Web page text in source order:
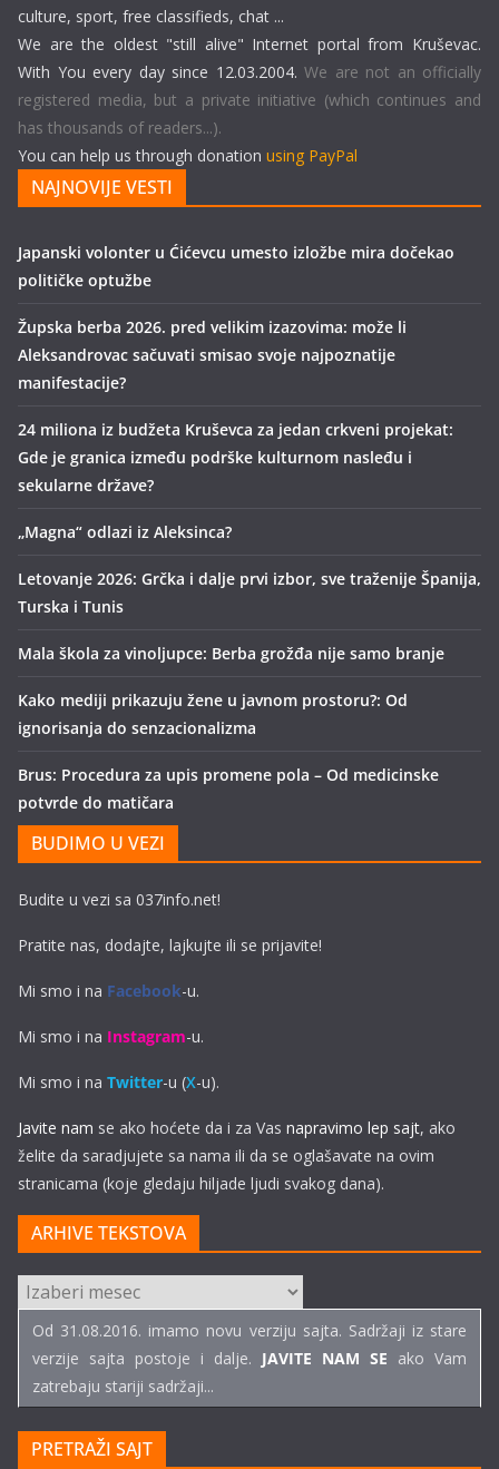
culture, sport, free classifieds, chat ...
We are the oldest "still alive" Internet portal from Kruševac.
With You every day since 12.03.2004. We are not an officially
registered media, but a private initiative (which continues and
has thousands of readers...).
You can help us through donation using PayPal
NAJNOVIJE VESTI
Japanski volonter u Ćićevcu umesto izložbe mira dočekao
političke optužbe
Župska berba 2026. pred velikim izazovima: može li
Aleksandrovac sačuvati smisao svoje najpoznatije
manifestacije?
24 miliona iz budžeta Kruševca za jedan crkveni projekat:
Gde je granica između podrške kulturnom nasleđu i
sekularne države?
„Magna“ odlazi iz Aleksinca?
Letovanje 2026: Grčka i dalje prvi izbor, sve traženije Španija,
Turska i Tunis
Mala škola za vinoljupce: Berba grožđa nije samo branje
Kako mediji prikazuju žene u javnom prostoru?: Od
ignorisanja do senzacionalizma
Brus: Procedura za upis promene pola – Od medicinske
potvrde do matičara
BUDIMO U VEZI
Budite u vezi sa 037info.net!
Pratite nas, dodajte, lajkujte ili se prijavite!
Mi smo i na Facebook-u.
Mi smo i na Instagram-u.
Mi smo i na Twitter-u (X-u).
Javite nam se ako hoćete da i za Vas napravimo lep sajt, ako
želite da saradjujete sa nama ili da se oglašavate na ovim
stranicama (koje gledaju hiljade ljudi svakog dana).
ARHIVE TEKSTOVA
ARHIVE
TEKSTOVA
Od 31.08.2016. imamo novu verziju sajta. Sadržaji iz stare
verzije sajta postoje i dalje. JAVITE NAM SE ako Vam
zatrebaju stariji sadržaji...
PRETRAŽI SAJT